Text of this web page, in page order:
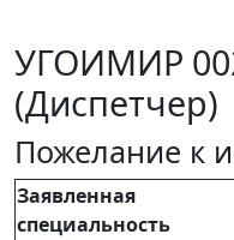
УГОИМИР
(Диспетчер)
Пожелание к
Заявленная
специальность